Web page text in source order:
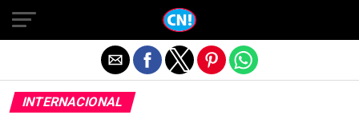
INTERNACIONAL
Salir de la versión móvil